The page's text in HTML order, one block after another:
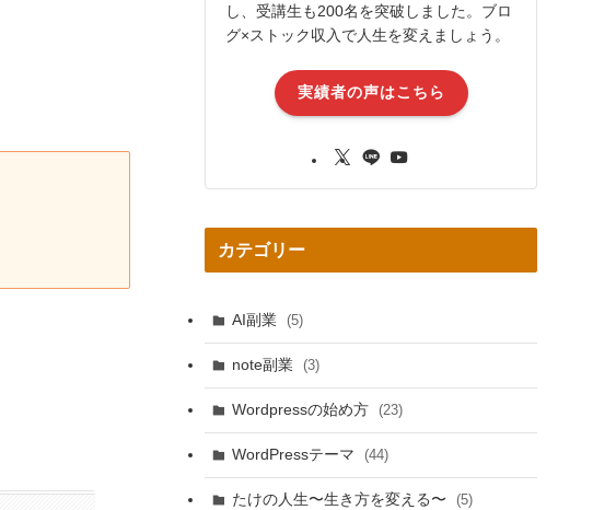
し、受講生も200名を突破しました。ブロ
グ×ストック収入で人生を変えましょう。
実績者の声はこちら
カテゴリー
AI副業 (5)
note副業 (3)
Wordpressの始め方 (23)
WordPressテーマ (44)
たけの人生〜生き方を変える〜 (5)